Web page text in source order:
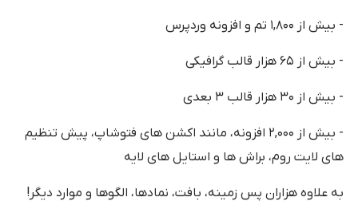
- بیش از ۱,۸۰۰ تم و افزونه وردپرس
- بیش از ۶۵ هزار قالب گرافیکی
- بیش از ۳۰ هزار قالب ۳ بعدی
- بیش از ۲,۰۰۰ افزونه، مانند اکشن های فتوشاپ، پیش تنظیم
های لایت روم، براش ها و استایل های لایه
به علاوه هزاران پس زمینه، بافت، نمادها، الگوها و موارد دیگر!